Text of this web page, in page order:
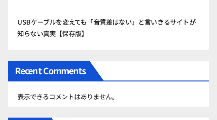
USBケーブルを変えても「音質差はない」と言いきるサイトが
知らない真実【保存版】
Recent Comments
表示できるコメントはありません。